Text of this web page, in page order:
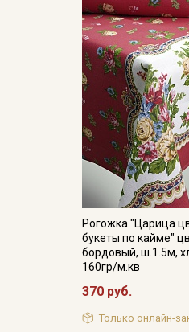
Рогожка "Царица
букеты по кайме"
бордовый, ш.1.5м,
160гр/м.кв
370 руб.
Только онлайн-